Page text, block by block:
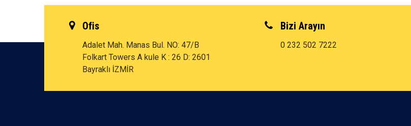
Ofis
Adalet Mah. Manas Bul. NO: 47/B
Folkart Towers A kule K : 26 D: 2601
Bayraklı İZMİR
Bizi Arayın
0 232 502 7222